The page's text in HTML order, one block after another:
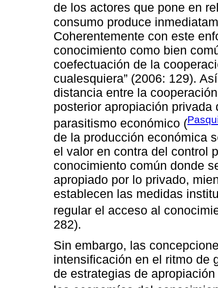
de los actores que pone en
consumo produce
Coherentemente con este
conocimiento como bien
coefectuación de la
cualesquiera” (2006: 129).
distancia entre la
posterior apropiación
parasitismo económico (
de la producción económica
el valor en contra del control
conocimiento común donde
apropiado por lo privado,
establecen las medidas
regular el acceso al
282).
Sin embargo, las
intensificación en el ritmo de
de estrategias de